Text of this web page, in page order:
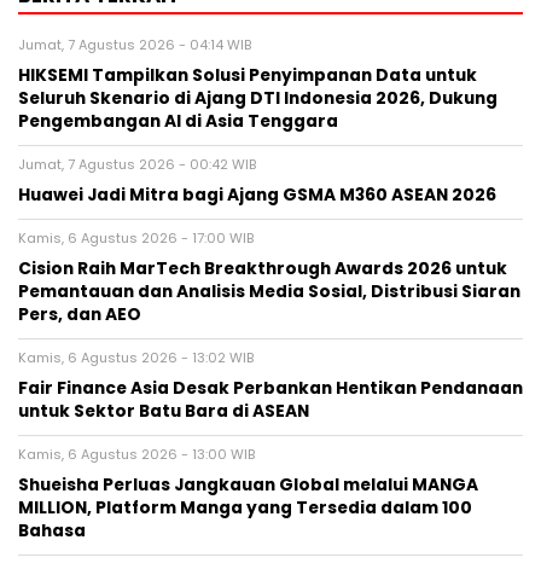
Jumat, 7 Agustus 2026 - 04:14 WIB
HIKSEMI Tampilkan Solusi Penyimpanan Data untuk
Seluruh Skenario di Ajang DTI Indonesia 2026, Dukung
Pengembangan AI di Asia Tenggara
Jumat, 7 Agustus 2026 - 00:42 WIB
Huawei Jadi Mitra bagi Ajang GSMA M360 ASEAN 2026
Kamis, 6 Agustus 2026 - 17:00 WIB
Cision Raih MarTech Breakthrough Awards 2026 untuk
Pemantauan dan Analisis Media Sosial, Distribusi Siaran
Pers, dan AEO
Kamis, 6 Agustus 2026 - 13:02 WIB
Fair Finance Asia Desak Perbankan Hentikan Pendanaan
untuk Sektor Batu Bara di ASEAN
Kamis, 6 Agustus 2026 - 13:00 WIB
Shueisha Perluas Jangkauan Global melalui MANGA
MILLION, Platform Manga yang Tersedia dalam 100
Bahasa